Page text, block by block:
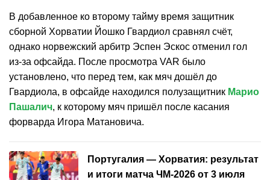
В добавленное ко второму тайму время защитник
сборной Хорватии Йошко Гвардиол сравнял счёт,
однако норвежский арбитр Эспен Эскос отменил гол
из-за офсайда. После просмотра VAR было
установлено, что перед тем, как мяч дошёл до
Гвардиола, в офсайде находился полузащитник Марио
Пашалич, к которому мяч пришёл после касания
форварда Игора Матановича.
Португалия — Хорватия: результат
и итоги матча ЧМ-2026 от 3 июля